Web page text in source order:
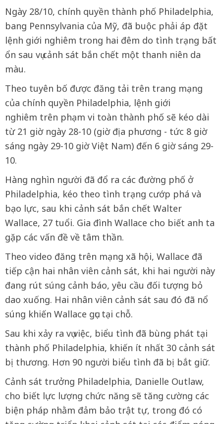
Ngày 28/10, chính quyền thành phố Philadelphia,
bang Pennsylvania của Mỹ, đã buộc phải áp đặt
lệnh giới nghiêm trong hai đêm do tình trạng bất
ổn sau vụ cảnh sát bắn chết một thanh niên da
màu.
Theo tuyên bố được đăng tải trên trang mạng
của chính quyền Philadelphia, lệnh giới
nghiêm trên phạm vi toàn thành phố sẽ kéo dài
từ 21 giờ ngày 28-10 (giờ địa phương - tức 8 giờ
sáng ngày 29-10 giờ Việt Nam) đến 6 giờ sáng 29-
10.
Hàng nghìn người đã đổ ra các đường phố ở
Philadelphia, kéo theo tình trạng cướp phá và
bạo lực, sau khi cảnh sát bắn chết Walter
Wallace, 27 tuổi. Gia đình Wallace cho biết anh ta
gặp các vấn đề về tâm thần.
Theo video đăng trên mạng xã hội, Wallace đã
tiếp cận hai nhân viên cảnh sát, khi hai người này
đang rút súng cảnh báo, yêu cầu đối tượng bỏ
dao xuống. Hai nhân viên cảnh sát sau đó đã nổ
súng khiến Wallace gục tại chỗ.
Sau khi xảy ra vụ việc, biểu tình đã bùng phát tại
thành phố Philadelphia, khiến ít nhất 30 cảnh sát
bị thương. Hơn 90 người biểu tình đã bị bắt giữ.
Cảnh sát trưởng Philadelphia, Danielle Outlaw,
cho biết lực lượng chức năng sẽ tăng cường các
biện pháp nhằm đảm bảo trật tự, trong đó có